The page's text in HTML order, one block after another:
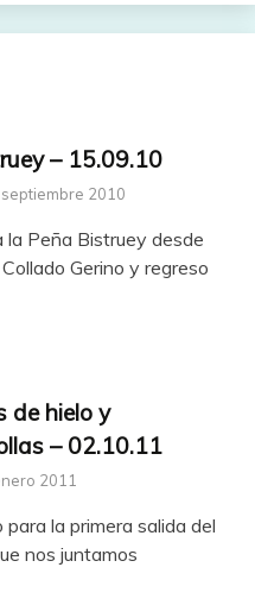
– 15.09.10
2010
la Peña Bistruey desde
Gerino y regreso
de hielo y
– 02.10.11
2011
para la primera salida del
nos juntamos